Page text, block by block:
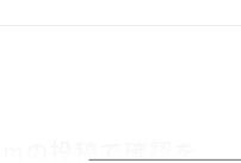
の投稿で確認を